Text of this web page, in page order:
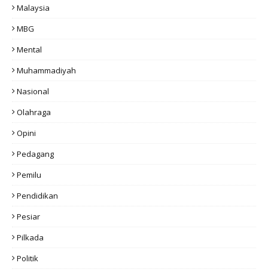
Malaysia
MBG
Mental
Muhammadiyah
Nasional
Olahraga
Opini
Pedagang
Pemilu
Pendidikan
Pesiar
Pilkada
Politik